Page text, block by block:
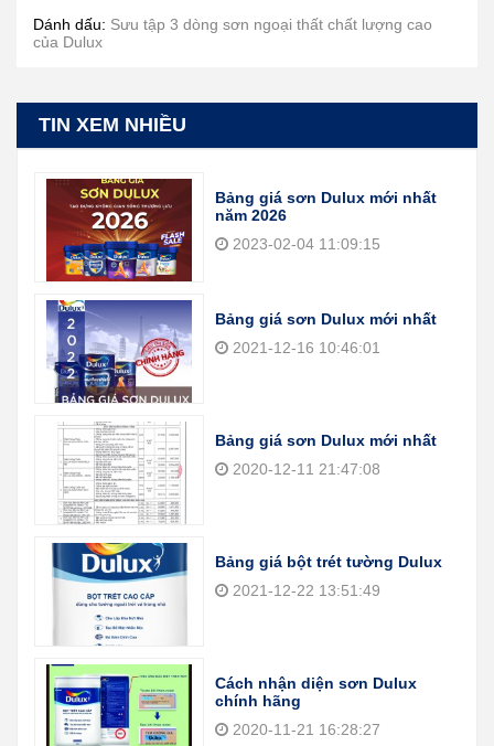
Dánh dấu: Sưu tập 3 dòng sơn ngoại thất chất lượng cao
của Dulux
TIN XEM NHIỀU
Bảng giá sơn Dulux mới nhất
năm 2026
2023-02-04 11:09:15
Bảng giá sơn Dulux mới nhất
2021-12-16 10:46:01
Bảng giá sơn Dulux mới nhất
2020-12-11 21:47:08
Bảng giá bột trét tường Dulux
2021-12-22 13:51:49
Cách nhận diện sơn Dulux
chính hãng
2020-11-21 16:28:27